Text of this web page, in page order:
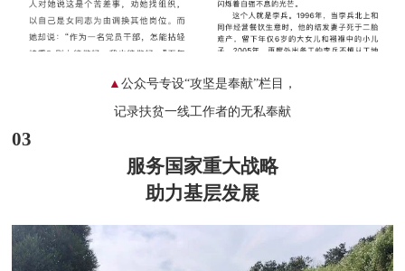
▲ 公众号专设“攻坚是奉献”栏目，
记录扶贫一线工作者的无私奉献
03
服务国家重大战略
助力基层发展